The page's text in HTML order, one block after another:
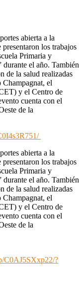
abierta a la
los trabajos
Primaria y
durante el año. También
de la salud realizadas
el
y el Centro de
cuenta con el
de la
abierta a la
los trabajos
Primaria y
durante el año. También
de la salud realizadas
el
y el Centro de
cuenta con el
de la
C0AJ5SXxp22/?